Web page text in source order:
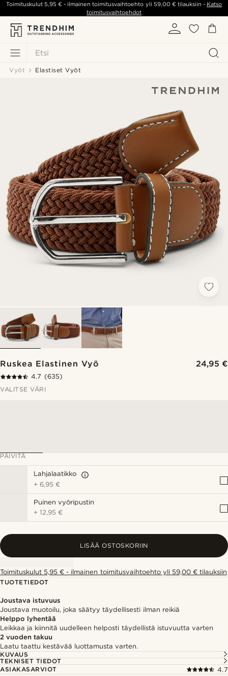
Etsi
Toimituskulut5,95 € - ilmainen toimitusvaihtoehto yli 59,00 €tilauksiin - Katso
toimitusvaihtoehdot
Vyöt Elastiset Vyöt
Ruskea Elastinen Vyö 24,95 €
4.7 (635)
VALITSE VÄRI
PÄIVITÄ
Lahjalaatikko
+6,95 €
Puinen vyöripustin
+12,95 €
LISÄÄ OSTOSKORIIN
Toimituskulut 5,95 € - ilmainen toimitusvaihtoehto yli 59,00 € tilauksiin
TUOTETIEDOT
Joustava istuvuus
Joustava muotoilu, joka säätyy täydellisesti ilman reikiä
Helppo lyhentää
Leikkaa ja kiinnitä uudelleen helposti täydellistä istuvuutta varten
2 vuoden takuu
Laatu taattu kestävää luottamusta varten.
KUVAUS
TEKNISET TIEDOT
ASIAKASARVIOT
4.7